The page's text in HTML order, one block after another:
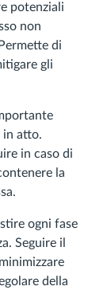
potenziali
non
di
gli
in atto.
in caso di
la
ogni fase
Seguire il
della